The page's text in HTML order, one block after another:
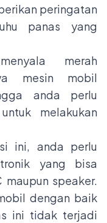
peringatan
panas yang
merah
mesin mobil
anda perlu
melakukan
ini, anda perlu
yang bisa
maupun speaker.
dengan baik
ini tidak terjadi